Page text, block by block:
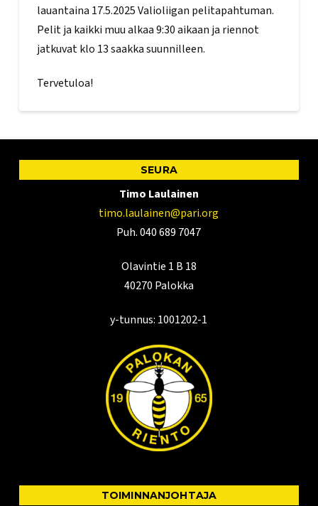
lauantaina 17.5.2025 Valioliigan pelitapahtuman.
Pelit ja kaikki muu alkaa 9:30 aikaan ja riennot
jatkuvat klo 13 saakka suunnilleen.
Tervetuloa!
SEURA
Timo Laulainen
timo.laulainen@pari.org
Puh. 040 689 7047
Olavintie 1 B 18
40270 Palokka
y-tunnus: 1001202-1
TOIMINNANJOHTAJA